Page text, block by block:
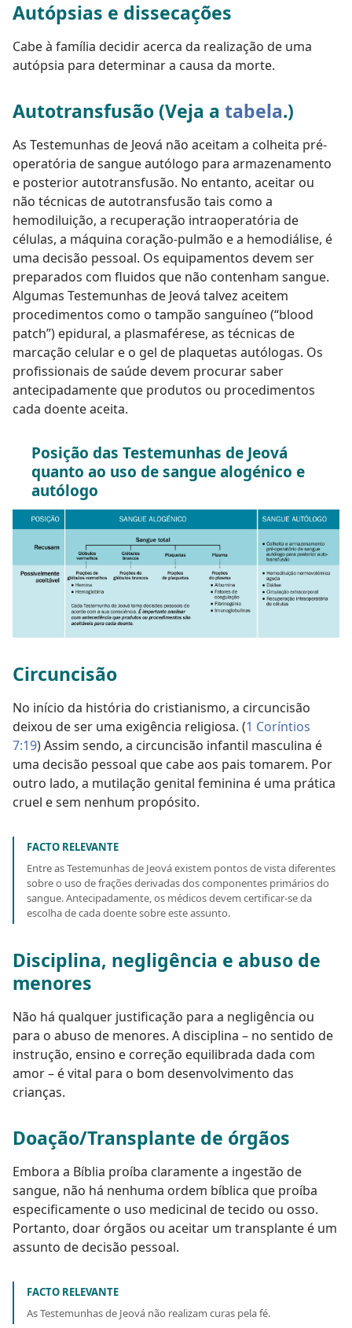
Autópsias e dissecações
Cabe à família decidir acerca da realização de uma
autópsia para determinar a causa da morte.
Autotransfusão (Veja a tabela.)
As Testemunhas de Jeová não aceitam a colheita pré-
operatória de sangue autólogo para armazenamento
e posterior autotransfusão. No entanto, aceitar ou
não técnicas de autotransfusão tais como a
hemodiluição, a recuperação intraoperatória de
células, a máquina coração-pulmão e a hemodiálise, é
uma decisão pessoal. Os equipamentos devem ser
preparados com fluidos que não contenham sangue.
Algumas Testemunhas de Jeová talvez aceitem
procedimentos como o tampão sanguíneo (“blood
patch”) epidural, a plasmaférese, as técnicas de
marcação celular e o gel de plaquetas autólogas. Os
profissionais de saúde devem procurar saber
antecipadamente que produtos ou procedimentos
cada doente aceita.
Posição das Testemunhas de Jeová
quanto ao uso de sangue alogénico e
autólogo
Circuncisão
No início da história do cristianismo, a circuncisão
deixou de ser uma exigência religiosa. (1 Coríntios
7:19) Assim sendo, a circuncisão infantil masculina é
uma decisão pessoal que cabe aos pais tomarem. Por
outro lado, a mutilação genital feminina é uma prática
cruel e sem nenhum propósito.
FACTO RELEVANTE
Entre as Testemunhas de Jeová existem pontos de vista diferentes
sobre o uso de frações derivadas dos componentes primários do
sangue. Antecipadamente, os médicos devem certificar-se da
escolha de cada doente sobre este assunto.
Disciplina, negligência e abuso de
menores
Não há qualquer justificação para a negligência ou
para o abuso de menores. A disciplina – no sentido de
instrução, ensino e correção equilibrada dada com
amor – é vital para o bom desenvolvimento das
crianças.
Doação/Transplante de órgãos
Embora a Bíblia proíba claramente a ingestão de
sangue, não há nenhuma ordem bíblica que proíba
especificamente o uso medicinal de tecido ou osso.
Portanto, doar órgãos ou aceitar um transplante é um
assunto de decisão pessoal.
FACTO RELEVANTE
As Testemunhas de Jeová não realizam curas pela fé.